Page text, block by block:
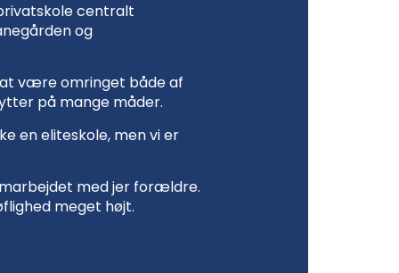
centralt
og
være omringet både af
på mange måder.
en eliteskole, men vi er
med jer forældre.
meget højt.